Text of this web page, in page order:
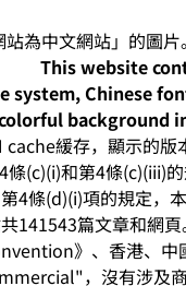
This website
system, Chinese
background
cache緩存，顯示的
(c)(i)和第4條(c)(iii)
4條(d)(i)項的規定，
141543篇文章和網
》、香港、中
，沒有涉及